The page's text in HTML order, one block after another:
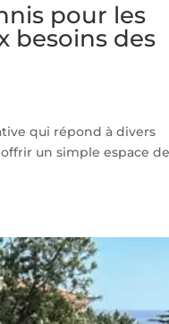
pour les
besoins des
qui répond à divers
un simple espace